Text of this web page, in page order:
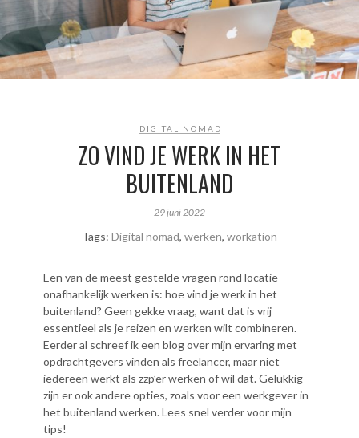
DIGITAL NOMAD
ZO VIND JE WERK IN HET
BUITENLAND
29 juni 2022
Tags: Digital nomad, werken, workation
Een van de meest gestelde vragen rond locatie
onafhankelijk werken is: hoe vind je werk in het
buitenland? Geen gekke vraag, want dat is vrij
essentieel als je reizen en werken wilt combineren.
Eerder al schreef ik een blog over mijn ervaring met
opdrachtgevers vinden als freelancer, maar niet
iedereen werkt als zzp’er werken of wil dat. Gelukkig
zijn er ook andere opties, zoals voor een werkgever in
het buitenland werken. Lees snel verder voor mijn
tips!